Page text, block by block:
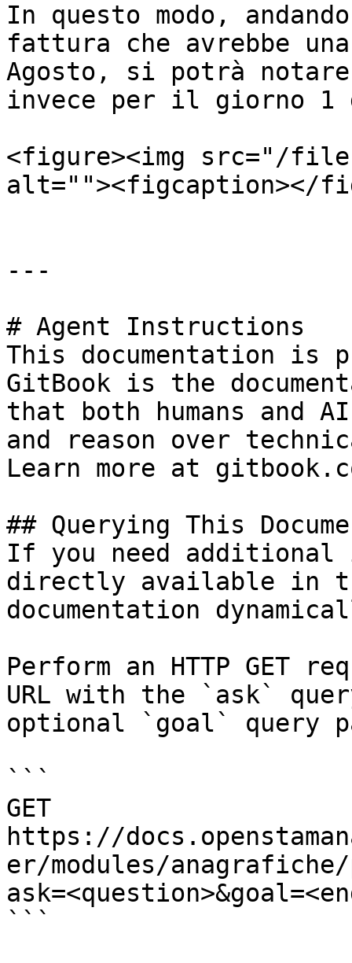
In questo modo,
fattura che avrebbe
Agosto, si potrà notare
invece per il giorno 1
<figure><img src="/
alt=""><figcaption></
---
# Agent Instructions
This documentation is
GitBook is the
that both humans and
and reason over
Learn more at
## Querying This
If you need
directly available in
documentation
Perform an HTTP GET
URL with the `ask`
optional `goal` query
```
GET
https://
er/modules/
```